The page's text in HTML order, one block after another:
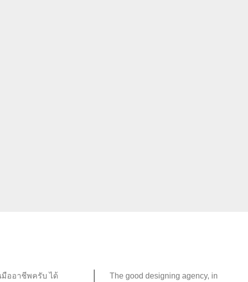
มืออาชีพครับ ได้ The good designing agency, in